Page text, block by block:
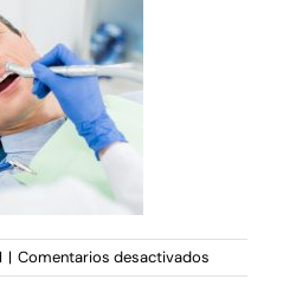
| Comentarios desactivados
male-